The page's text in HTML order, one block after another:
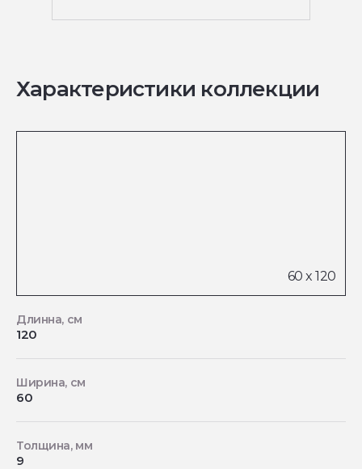
Характеристики коллекции
Длинна, см
120
Ширина, см
60
Толщина, мм
9